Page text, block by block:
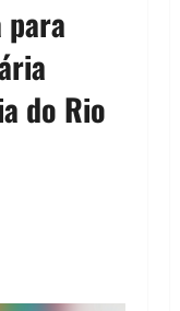
do Rio